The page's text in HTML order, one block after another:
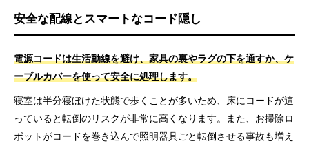
安全な配線とスマートなコード隠し
電源コードは生活動線を避け、家具の裏やラグの下を通すか、ケ
ーブルカバーを使って安全に処理します。
寝室は半分寝ぼけた状態で歩くことが多いため、床にコードが這
っていると転倒のリスクが非常に高くなります。また、お掃除ロ
ボットがコードを巻き込んで照明器具ごと転倒させる事故も増え